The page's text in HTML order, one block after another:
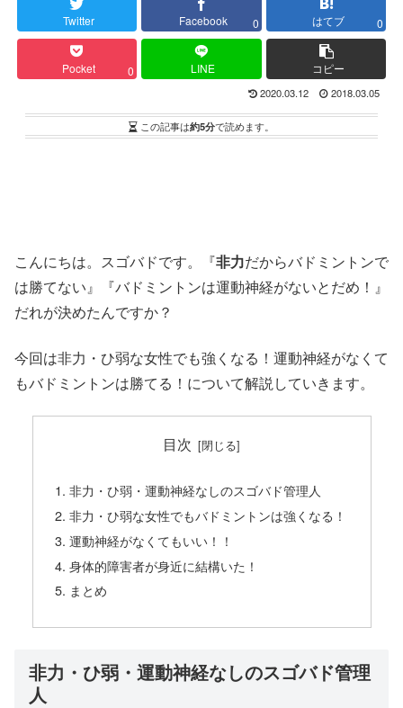
Twitter Facebook 0 はてブ 0
Pocket 0 LINE コピー
2020.03.12 2018.03.05
この記事は約5分で読めます。
こんにちは。スゴバドです。『非力だからバドミントンで
は勝てない』『バドミントンは運動神経がないとだめ！』
だれが決めたんですか？
今回は非力・ひ弱な女性でも強くなる！運動神経がなくて
もバドミントンは勝てる！について解説していきます。
目次
非力・ひ弱・運動神経なしのスゴバド管理人
非力・ひ弱な女性でもバドミントンは強くなる！
運動神経がなくてもいい！！
身体的障害者が身近に結構いた！
まとめ
非力・ひ弱・運動神経なしのスゴバド管理
人